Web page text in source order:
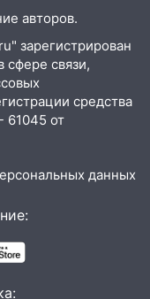
на
для
10 по 16
в
авторов.
зарегистрирован
сфере связи,
средства
от
данных